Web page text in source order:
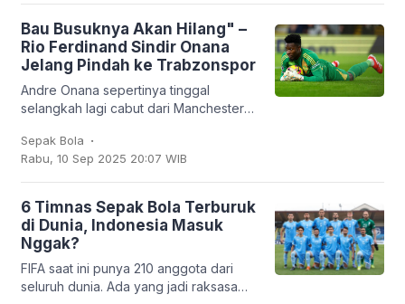
Bau Busuknya Akan Hilang" –
Rio Ferdinand Sindir Onana
Jelang Pindah ke Trabzonspor
Andre Onana sepertinya tinggal
selangkah lagi cabut dari Manchester
dipinjamkan ke klub Turki,
Trabzonspor. Dan
Sepak Bola .
Rabu, 10 Sep 2025 20:07 WIB
6 Timnas Sepak Bola Terburuk
di Dunia, Indonesia Masuk
Nggak?
FIFA saat ini punya 210 anggota dari
seluruh dunia. Ada yang jadi raksasa